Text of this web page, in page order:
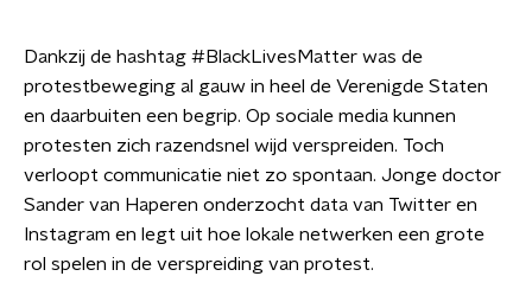
Dankzij de hashtag #BlackLivesMatter was de
protestbeweging al gauw in heel de Verenigde Staten
en daarbuiten een begrip. Op sociale media kunnen
protesten zich razendsnel wijd verspreiden. Toch
verloopt communicatie niet zo spontaan. Jonge doctor
Sander van Haperen onderzocht data van Twitter en
Instagram en legt uit hoe lokale netwerken een grote
rol spelen in de verspreiding van protest.